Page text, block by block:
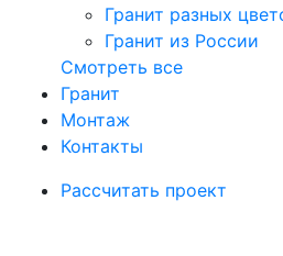
Гранит разных
Гранит из России
Смотреть все
Гранит
Монтаж
Контакты
Рассчитать проект